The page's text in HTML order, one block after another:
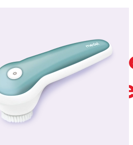
prodotti
tua